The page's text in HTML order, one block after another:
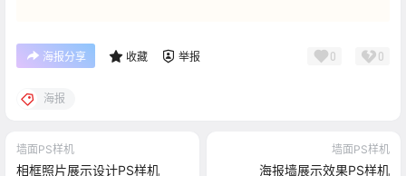
海报分享 收藏 举报 0 0
海报
墙面PS样机
相框照片展示设计PS样机
墙面PS样机
海报墙展示效果PS样机